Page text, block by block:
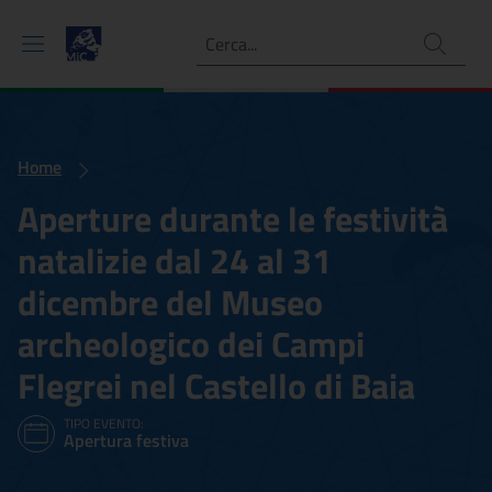
Ricerca
Home
Aperture durante le festività
natalizie dal 24 al 31
dicembre del Museo
archeologico dei Campi
Flegrei nel Castello di Baia
TIPO EVENTO:
Apertura festiva